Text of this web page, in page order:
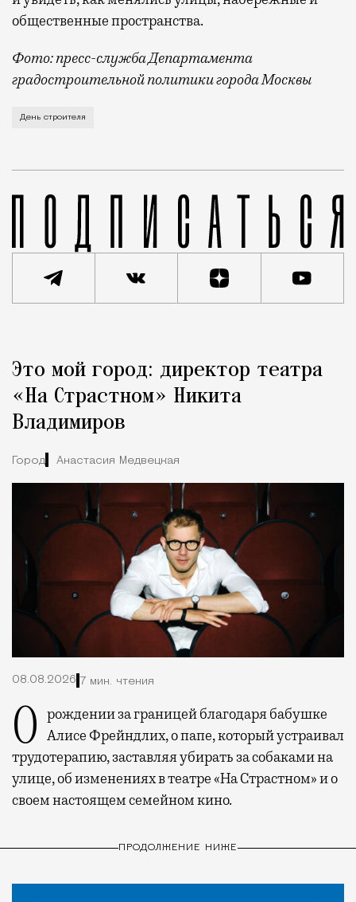
общественные пространства.
Фото: пресс-служба Департамента
градостроительной политики города Москвы
В этом году профессиональный праздник День
День строителя
Город
Это мой город: директор театра
«На Страстном» Никита
Владимиров
Город Анастасия Медвецкая
08.08.2026 7 мин. чтения
О рождении за границей благодаря бабушке Алисе Фрейндлих, о папе, который устраивал
трудотерапию, заставляя убирать за собаками на
улице, об изменениях в театре «На Страстном» и о
своем настоящем семейном кино.
ПРОДОЛЖЕНИЕ НИЖЕ